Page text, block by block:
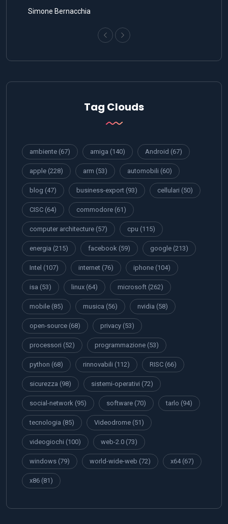
Simone Bernacchia
Tag Clouds
ambiente (67) amiga (140) Android (67)
apple (228) arm (53) automobili (60)
blog (47) business-export (93) cellulari (50)
CISC (64) commodore (61)
computer architecture (57) cpu (115)
energia (215) facebook (59) google (213)
Intel (107) internet (76) iphone (104)
isa (53) linux (64) microsoft (262)
mobile (85) musica (56) nvidia (58)
open-source (68) privacy (53)
processori (52) programmazione (53)
python (68) rinnovabili (112) RISC (66)
sicurezza (98) sistemi-operativi (72)
social-network (95) software (70) tarlo (94)
tecnologia (85) Videodrome (51)
videogiochi (100) web-2.0 (73)
windows (79) world-wide-web (72) x64(67)
x86 (81)